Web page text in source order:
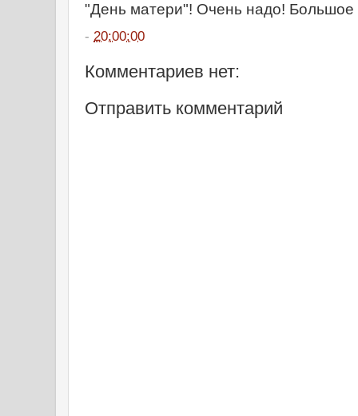
"День матери"! Очень надо! Большое
- 20:00:00
Комментариев нет:
Отправить комментарий